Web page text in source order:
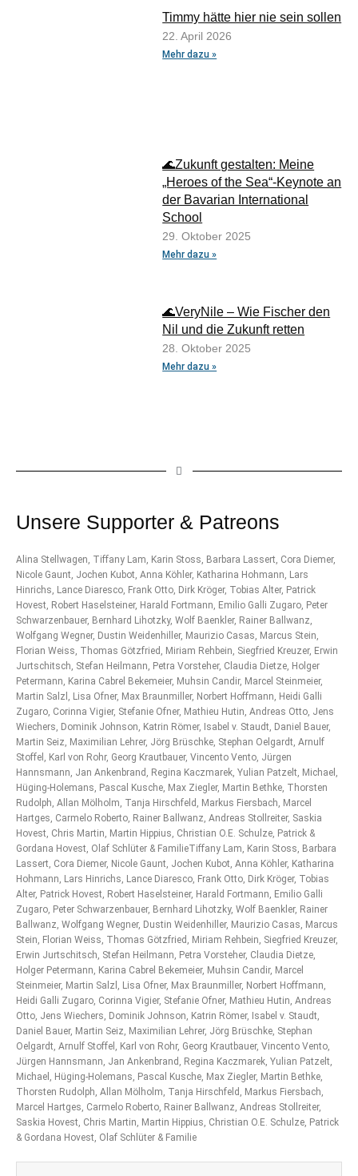
Timmy hätte hier nie sein sollen
22. April 2026
Mehr dazu »
🌊Zukunft gestalten: Meine
„Heroes of the Sea“-Keynote an
der Bavarian International
School
29. Oktober 2025
Mehr dazu »
🌊VeryNile – Wie Fischer den
Nil und die Zukunft retten
28. Oktober 2025
Mehr dazu »
Unsere Supporter & Patreons
Alina Stellwagen, Tiffany Lam, Karin Stoss, Barbara Lassert, Cora Diemer,
Nicole Gaunt, Jochen Kubot, Anna Köhler, Katharina Hohmann, Lars
Hinrichs, Lance Diaresco, Frank Otto, Dirk Kröger, Tobias Alter, Patrick
Hovest, Robert Haselsteiner, Harald Fortmann, Emilio Galli Zugaro, Peter
Schwarzenbauer, Bernhard Lihotzky, Wolf Baenkler, Rainer Ballwanz,
Wolfgang Wegner, Dustin Weidenhiller, Maurizio Casas, Marcus Stein,
Florian Weiss, Thomas Götzfried, Miriam Rehbein, Siegfried Kreuzer, Erwin
Jurtschitsch, Stefan Heilmann, Petra Vorsteher, Claudia Dietze, Holger
Petermann, Karina Cabrel Bekemeier, Muhsin Candir, Marcel Steinmeier,
Martin Salzl, Lisa Ofner, Max Braunmiller, Norbert Hoffmann, Heidi Galli
Zugaro, Corinna Vigier, Stefanie Ofner, Mathieu Hutin, Andreas Otto, Jens
Wiechers, Dominik Johnson, Katrin Römer, Isabel v. Staudt, Daniel Bauer,
Martin Seiz, Maximilian Lehrer, Jörg Brüschke, Stephan Oelgardt, Arnulf
Stoffel, Karl von Rohr, Georg Krautbauer, Vincento Vento, Jürgen
Hannsmann, Jan Ankenbrand, Regina Kaczmarek, Yulian Patzelt, Michael,
Hüging-Holemans, Pascal Kusche, Max Ziegler, Martin Bethke, Thorsten
Rudolph, Allan Mölholm, Tanja Hirschfeld, Markus Fiersbach, Marcel
Hartges, Carmelo Roberto, Rainer Ballwanz, Andreas Stollreiter, Saskia
Hovest, Chris Martin, Martin Hippius, Christian O.E. Schulze, Patrick &
Gordana Hovest, Olaf Schlüter & FamilieTiffany Lam, Karin Stoss, Barbara
Lassert, Cora Diemer, Nicole Gaunt, Jochen Kubot, Anna Köhler, Katharina
Hohmann, Lars Hinrichs, Lance Diaresco, Frank Otto, Dirk Kröger, Tobias
Alter, Patrick Hovest, Robert Haselsteiner, Harald Fortmann, Emilio Galli
Zugaro, Peter Schwarzenbauer, Bernhard Lihotzky, Wolf Baenkler, Rainer
Ballwanz, Wolfgang Wegner, Dustin Weidenhiller, Maurizio Casas, Marcus
Stein, Florian Weiss, Thomas Götzfried, Miriam Rehbein, Siegfried Kreuzer,
Erwin Jurtschitsch, Stefan Heilmann, Petra Vorsteher, Claudia Dietze,
Holger Petermann, Karina Cabrel Bekemeier, Muhsin Candir, Marcel
Steinmeier, Martin Salzl, Lisa Ofner, Max Braunmiller, Norbert Hoffmann,
Heidi Galli Zugaro, Corinna Vigier, Stefanie Ofner, Mathieu Hutin, Andreas
Otto, Jens Wiechers, Dominik Johnson, Katrin Römer, Isabel v. Staudt,
Daniel Bauer, Martin Seiz, Maximilian Lehrer, Jörg Brüschke, Stephan
Oelgardt, Arnulf Stoffel, Karl von Rohr, Georg Krautbauer, Vincento Vento,
Jürgen Hannsmann, Jan Ankenbrand, Regina Kaczmarek, Yulian Patzelt,
Michael, Hüging-Holemans, Pascal Kusche, Max Ziegler, Martin Bethke,
Thorsten Rudolph, Allan Mölholm, Tanja Hirschfeld, Markus Fiersbach,
Marcel Hartges, Carmelo Roberto, Rainer Ballwanz, Andreas Stollreiter,
Saskia Hovest, Chris Martin, Martin Hippius, Christian O.E. Schulze, Patrick
& Gordana Hovest, Olaf Schlüter & Familie